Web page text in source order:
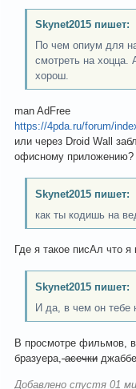
Skynet2015 пишет:
По чем опиум для
смотреть на хоцца.
хорош.
man AdFree
https://4pda.ru/forum/
или через Droid Wall
офисному приложению?
Skynet2015 пишет:
как ты кодишь на
Где я такое писАл что
Skynet2015 пишет:
И да, в чем он тебе
В просмотре фильмов,
бразуера, асечки
Добавлено спустя 01